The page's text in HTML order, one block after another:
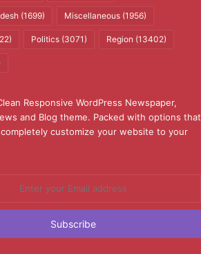
(1699) Miscellaneous(1956)
Politics(3071) Region (13402)
Responsive WordPress Newspaper,
and Blog theme. Packed with options that
customize your website to your